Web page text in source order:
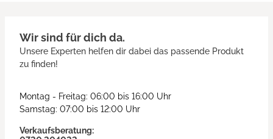
Wir sind für dich da.
Unsere Experten helfen dir dabei das passende Produkt
zu finden!
Montag - Freitag: 06:00 bis 16:00 Uhr
Samstag: 07:00 bis 12:00 Uhr
Verkaufsberatung: